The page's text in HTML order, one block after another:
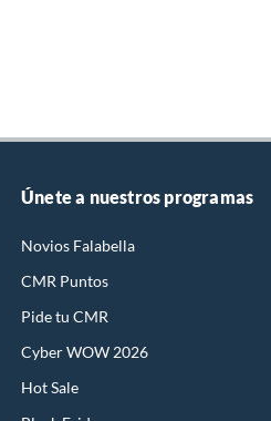
Únete a nuestros programas
Novios Falabella
CMR Puntos
Pide tu CMR
Cyber WOW 2026
Hot Sale